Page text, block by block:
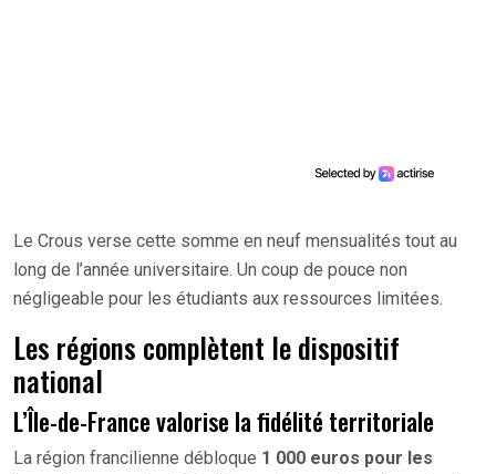
Le Crous verse cette somme en neuf mensualités tout au
long de l’année universitaire. Un coup de pouce non
négligeable pour les étudiants aux ressources limitées.
Les régions complètent le dispositif
national
L’Île-de-France valorise la fidélité territoriale
La région francilienne débloque 1 000 euros pour les